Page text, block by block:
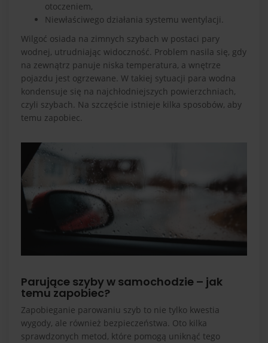
otoczeniem,
Niewłaściwego działania systemu wentylacji.
Wilgoć osiada na zimnych szybach w postaci pary
wodnej, utrudniając widoczność. Problem nasila się, gdy
na zewnątrz panuje niska temperatura, a wnętrze
pojazdu jest ogrzewane. W takiej sytuacji para wodna
kondensuje się na najchłodniejszych powierzchniach,
czyli szybach. Na szczęście istnieje kilka sposobów, aby
temu zapobiec.
Parujące szyby w samochodzie – jak
temu zapobiec?
Zapobieganie parowaniu szyb to nie tylko kwestia
wygody, ale również bezpieczeństwa. Oto kilka
sprawdzonych metod, które pomogą uniknąć tego